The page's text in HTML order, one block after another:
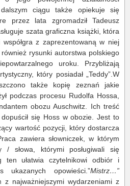
ciągu także opiekuje się
przez lata zgromadził Tadeusz
szata graficzna książki, która
z zaprezentowaną w niej
rysunki autorstwa polskiego
uroku. Przybliżają
który posiadał „Teddy”.W
także kopię zeznań jakie
podczas procesu Rudolfa Hossa,
obozu Auschwitz. Ich treść
się Hoss w obozie. Jest to
wartość pozycji, który dostarcza
zawiera słowniczek, w którym
/ słowa, którymi posługiwali się
ten ułatwia czytelnikowi odbiór i
ukazanych opowieści.”Mistrz…”
z najważniejszymi wydarzeniami z